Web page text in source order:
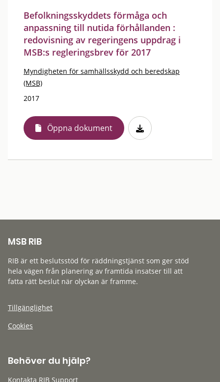
Befolkningsskyddets förmåga och
anpassning till nutida förhållanden :
redovisning av regeringens uppdrag i
MSB:s regleringsbrev för 2017
Myndigheten för samhällsskydd och beredskap
(MSB)
2017
Öppna dokument
MSB RIB
RIB är ett beslutsstöd för räddningstjänst som ger stöd
hela vägen från planering av framtida insatser till att
fatta rätt beslut när olyckan är framme.
Tillgänglighet
Cookies
Behöver du hjälp?
Kontakta RIB Support